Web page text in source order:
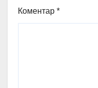
Коментар *